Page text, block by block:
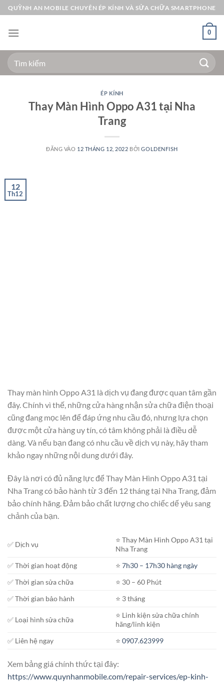
Bỏ
qua
nội
QUỲNH AN MOBILE CHUYÊN ÉP KÍNH VÀ SỬA CHỮA SMARTPHONE
0
Tìm
kiếm:
ÉP KÍNH
Thay Màn Hình Oppo A31 tại Nha
Trang
ĐĂNG VÀO 12 THÁNG 12, 2022 BỞIGOLDENFISH
12
Th12
Thay màn hình Oppo A31 là dịch vụ đang được quan tâm gần
đây. Chính vì thế, những cửa hàng nhận sửa chữa điện thoại
cũng đang mọc lên để đáp ứng nhu cầu đó, nhưng lựa chọn
được một cửa hàng uy tín, có tâm không phải là điều dễ
dàng. Và nếu bạn đang có nhu cầu về dịch vụ này, hãy tham
khảo ngay những nội dung dưới đây.
Đây là nơi có đủ năng lực để Thay Màn Hình Oppo A31 tại
Nha Trang có bảo hành từ 3 đến 12 tháng tại Nha Trang, đảm
bảo chính hãng. Đảm bảo chất lượng cho chiếc dế yêu sang
chảnh của bạn.
✅ Dịch vụ
⭐️ Thay Màn Hình Oppo A31 tại
Nha Trang
✅ Thời gian hoạt động
⭐️7h30 – 17h30 hàng ngày
✅ Thời gian sửa chữa
⭐️ 30 – 60 Phút
✅ Thời gian bảo hành
⭐️ 3 tháng
✅ Loại hình sửa chữa
⭐️ Linh kiện sửa chữa chính
hãng/linh kiện
✅ Liên hệ ngay
⭐️0907.623999
Xem bảng giá chính thức tại đây:
https://www.quynhanmobile.com/repair-services/ep-kinh-